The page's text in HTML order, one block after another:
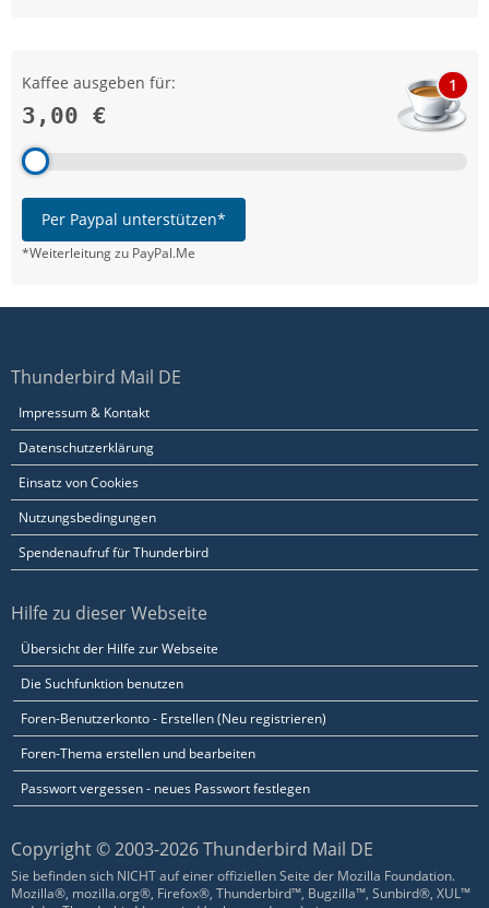
Kaffee ausgeben für:
3,00 €
1
Per Paypal unterstützen*
*Weiterleitung zu PayPal.Me
Thunderbird Mail DE
Impressum & Kontakt
Datenschutzerklärung
Einsatz von Cookies
Nutzungsbedingungen
Spendenaufruf für Thunderbird
Hilfe zu dieser Webseite
Übersicht der Hilfe zur Webseite
Die Suchfunktion benutzen
Foren-Benutzerkonto - Erstellen (Neu registrieren)
Foren-Thema erstellen und bearbeiten
Passwort vergessen - neues Passwort festlegen
Copyright © 2003-2026 Thunderbird Mail DE
Sie befinden sich NICHT auf einer offiziellen Seite der Mozilla Foundation.
Mozilla®, mozilla.org®, Firefox®, Thunderbird™, Bugzilla™, Sunbird®, XUL™